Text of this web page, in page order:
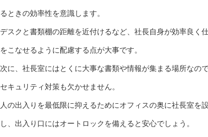
るときの効率性を意識します。
デスクと書類棚の距離を近付けるなど、社長自身が効率良く
をこなせるように配慮する点が大事です。
次に、社長室にはとくに大事な書類や情報が集まる場所なので
セキュリティ対策も欠かせません。
人の出入りを最低限に抑えるためにオフィスの奥に社長室を
し、出入り口にはオートロックを備えると安心でしょう。